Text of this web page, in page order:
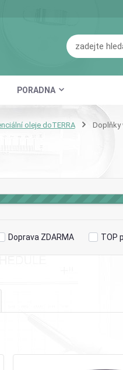
PORADNA
oleje doTERRA Doplňky
Doprava ZDARMA TOP